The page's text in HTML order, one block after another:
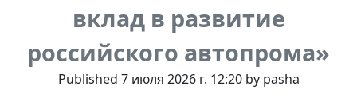
вклад в развитие
российского автопрома»
Published 7 июля 2026 г. 12:20 by pasha